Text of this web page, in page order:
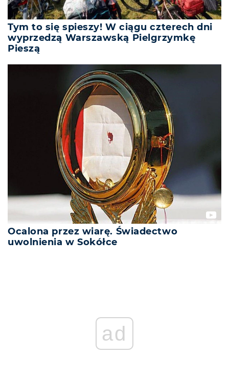
Tym to się spieszy! W ciągu czterech dni
wyprzedzą Warszawską Pielgrzymkę
Pieszą
Ocalona przez wiarę. Świadectwo
uwolnienia w Sokółce